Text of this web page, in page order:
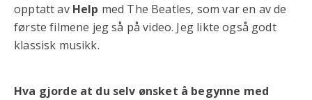
opptatt av Help med The Beatles, som var en av de
første filmene jeg så på video. Jeg likte også godt
klassisk musikk.
Hva gjorde at du selv ønsket å begynne med